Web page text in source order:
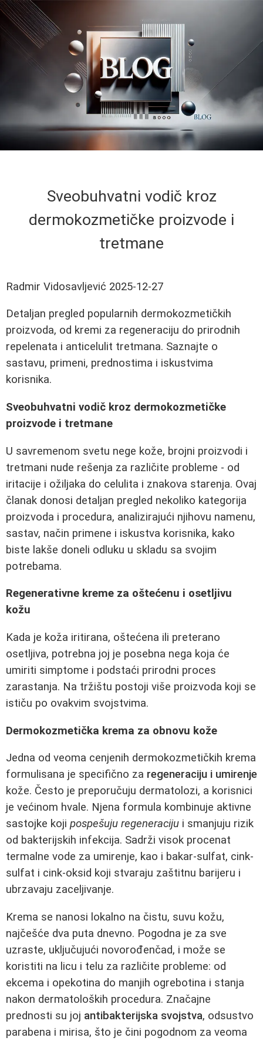
Sveobuhvatni vodič kroz
dermokozmetičke proizvode i
tretmane
Radmir Vidosavljević 2025-12-27
Detaljan pregled popularnih dermokozmetičkih
proizvoda, od kremi za regeneraciju do prirodnih
repelenata i anticelulit tretmana. Saznajte o
sastavu, primeni, prednostima i iskustvima
korisnika.
Sveobuhvatni vodič kroz dermokozmetičke
proizvode i tretmane
U savremenom svetu nege kože, brojni proizvodi i
tretmani nude rešenja za različite probleme - od
iritacije i ožiljaka do celulita i znakova starenja. Ovaj
članak donosi detaljan pregled nekoliko kategorija
proizvoda i procedura, analizirajući njihovu namenu,
sastav, način primene i iskustva korisnika, kako
biste lakše doneli odluku u skladu sa svojim
potrebama.
Regenerativne kreme za oštećenu i osetljivu
kožu
Kada je koža iritirana, oštećena ili preterano
osetljiva, potrebna joj je posebna nega koja će
umiriti simptome i podstaći prirodni proces
zarastanja. Na tržištu postoji više proizvoda koji se
ističu po ovakvim svojstvima.
Dermokozmetička krema za obnovu kože
Jedna od veoma cenjenih dermokozmetičkih krema
formulisana je specifično za regeneraciju i umirenje
kože. Često je preporučuju dermatolozi, a korisnici
je većinom hvale. Njena formula kombinuje aktivne
sastojke koji pospešuju regeneraciju i smanjuju rizik
od bakterijskih infekcija. Sadrži visok procenat
termalne vode za umirenje, kao i bakar-sulfat, cink-
sulfat i cink-oksid koji stvaraju zaštitnu barijeru i
ubrzavaju zaceljivanje.
Krema se nanosi lokalno na čistu, suvu kožu,
najčešće dva puta dnevno. Pogodna je za sve
uzraste, uključujući novorođenčad, i može se
koristiti na licu i telu za različite probleme: od
ekcema i opekotina do manjih ogrebotina i stanja
nakon dermatoloških procedura. Značajne
prednosti su joj antibakterijska svojstva, odsustvo
parabena i mirisa, što je čini pogodnom za veoma